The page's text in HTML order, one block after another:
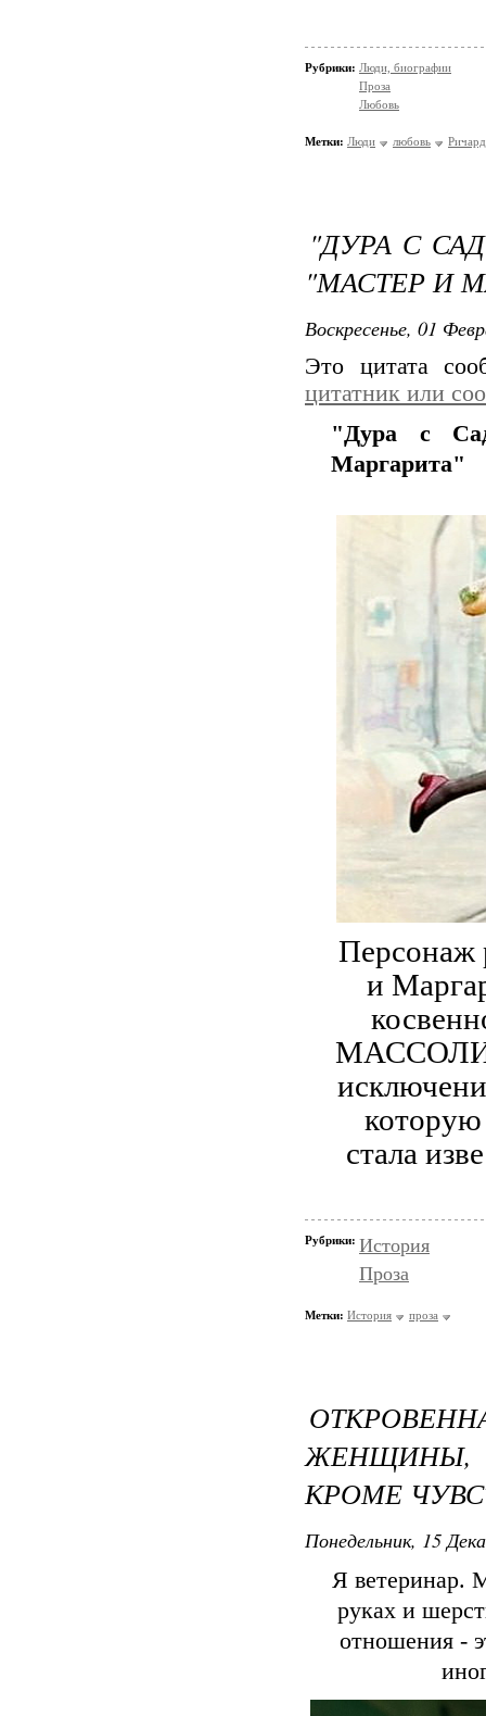
Рубрики: Люди, биографии
Проза
Любовь
Метки: Люди любовь
"ДУРА С
"МАСТЕР И
Воскресенье, 01
Это цитата
цитатник или
"Дура с
Маргарита"
Персонаж
и
которую
стала
Рубрики: История
Проза
Метки: История проза
ЖЕНЩИНЫ,
КРОМЕ
Понедельник, 15
Я ветеринар.
руках и
отношения -